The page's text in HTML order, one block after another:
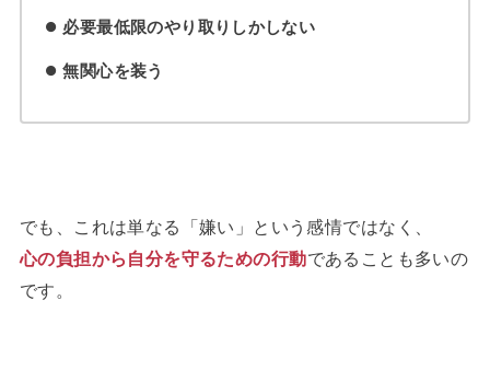
必要最低限のやり取りしかしない
無関心を装う
でも、これは単なる「嫌い」という感情ではなく、
心の負担から自分を守るための行動であることも多いの
です。